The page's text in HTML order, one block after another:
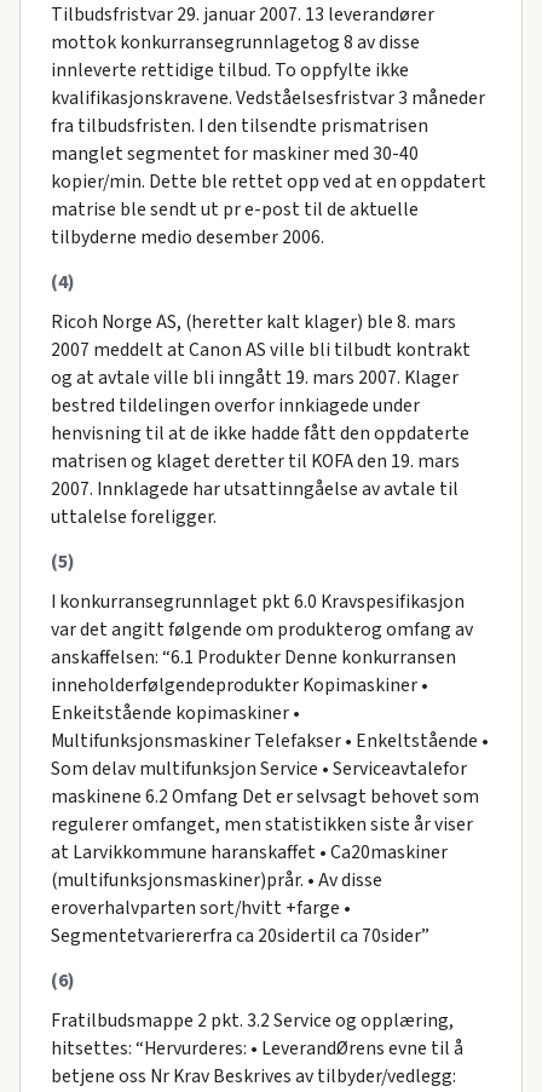
Tilbudsfristvar 29. januar 2007. 13 leverandører
mottok konkurransegrunnlagetog 8 av disse
innleverte rettidige tilbud. To oppfylte ikke
kvalifikasjonskravene. Vedståelsesfristvar 3 måneder
fra tilbudsfristen. I den tilsendte prismatrisen
manglet segmentet for maskiner med 30-40
kopier/min. Dette ble rettet opp ved at en oppdatert
matrise ble sendt ut pr e-post til de aktuelle
tilbyderne medio desember 2006.
(4)
Ricoh Norge AS, (heretter kalt klager) ble 8. mars
2007 meddelt at Canon AS ville bli tilbudt kontrakt
og at avtale ville bli inngått 19. mars 2007. Klager
bestred tildelingen overfor innkiagede under
henvisning til at de ikke hadde fått den oppdaterte
matrisen og klaget deretter til KOFA den 19. mars
2007. Innklagede har utsattinngåelse av avtale til
uttalelse foreligger.
(5)
I konkurransegrunnlaget pkt 6.0 Kravspesifikasjon
var det angitt følgende om produkterog omfang av
anskaffelsen: “6.1 Produkter Denne konkurransen
inneholderfølgendeprodukter Kopimaskiner •
Enkeitstående kopimaskiner •
Multifunksjonsmaskiner Telefakser • Enkeltstående •
Som delav multifunksjon Service • Serviceavtalefor
maskinene 6.2 Omfang Det er selvsagt behovet som
regulerer omfanget, men statistikken siste år viser
at Larvikkommune haranskaffet • Ca20maskiner
(multifunksjonsmaskiner)prår. • Av disse
eroverhalvparten sort/hvitt +farge •
Segmentetvariererfra ca 20sidertil ca 70sider”
(6)
Fratilbudsmappe 2 pkt. 3.2 Service og opplæring,
hitsettes: “Hervurderes: • LeverandØrens evne til å
betjene oss Nr Krav Beskrives av tilbyder/vedlegg: